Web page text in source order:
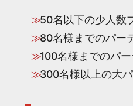
50名以下の少人数
80名様までのパー
100名様までのパ
300名様以上の大